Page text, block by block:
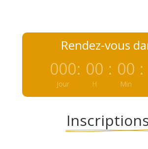
Rendez-vous
000
Jour
: 00
H
: 00
Min
: